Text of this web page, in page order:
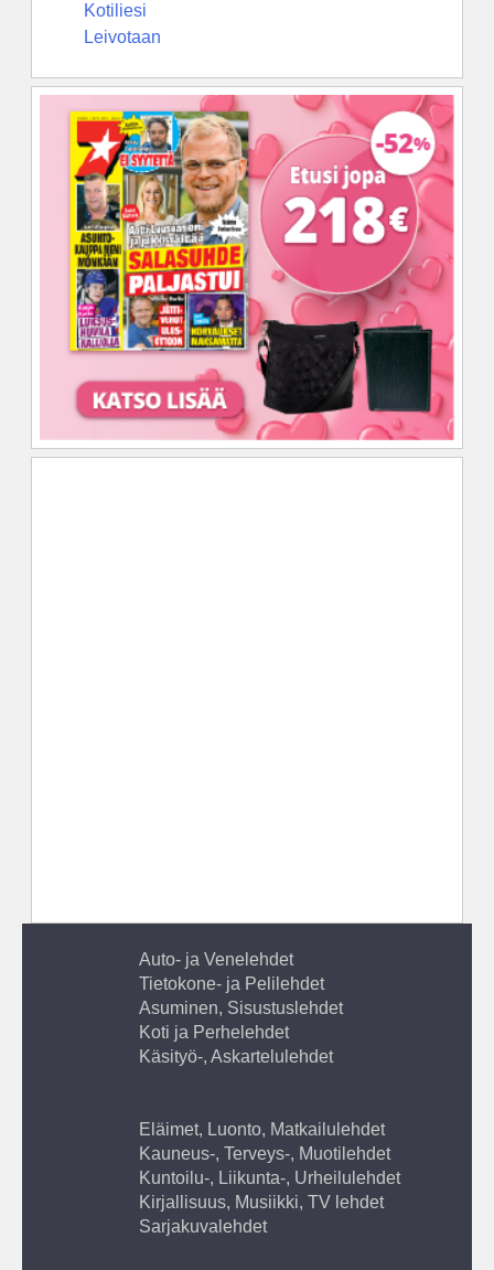
Kotiliesi
Leivotaan
Auto- ja Venelehdet
Tietokone- ja Pelilehdet
Asuminen, Sisustuslehdet
Koti ja Perhelehdet
Käsityö-, Askartelulehdet
Eläimet, Luonto, Matkailulehdet
Kauneus-, Terveys-, Muotilehdet
Kuntoilu-, Liikunta-, Urheilulehdet
Kirjallisuus, Musiikki, TV lehdet
Sarjakuvalehdet